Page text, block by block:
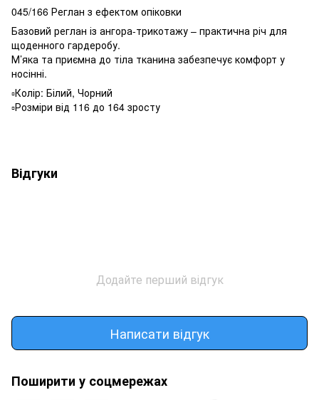
045/166 Реглан з ефектом опіковки
Базовий реглан із ангора-трикотажу – практична річ для
щоденного гардеробу.
М’яка та приємна до тіла тканина забезпечує комфорт у
носінні.
▫️Колір: Білий, Чорний
▫️Розміри від 116 до 164 зросту
Відгуки
Додайте перший відгук
Написати відгук
Поширити у соцмережах